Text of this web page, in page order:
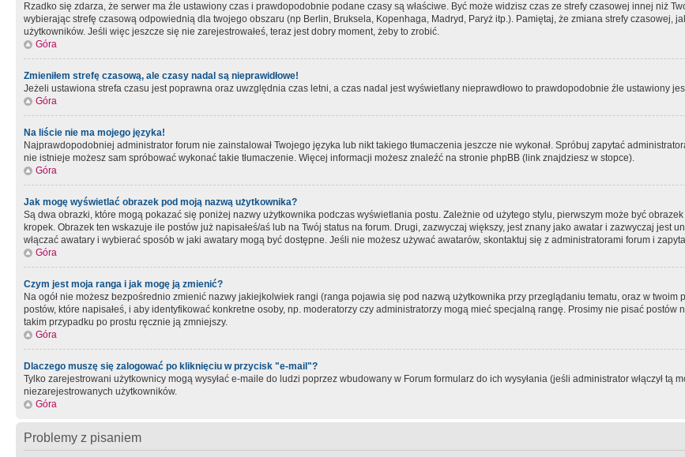
Rzadko się zdarza, że serwer ma źle ustawiony czas i prawdopodobnie podane czasy są właściwe. Być może widzisz czas ze strefy czasowej innej niż
wybierając strefę czasową odpowiednią dla twojego obszaru (np Berlin, Bruksela, Kopenhaga, Madryd, Paryż itp.). Pamiętaj, że zmiana strefy czasowej,
użytkowników. Jeśli więc jeszcze się nie zarejestrowałeś, teraz jest dobry moment, żeby to zrobić.
Góra
Zmieniłem strefę czasową, ale czasy nadal są nieprawidłowe!
Jeżeli ustawiona strefa czasu jest poprawna oraz uwzględnia czas letni, a czas nadal jest wyświetlany nieprawdłowo to prawdopodobnie źle ustawiony
Góra
Na liście nie ma mojego języka!
Najprawdopodobniej administrator forum nie zainstalował Twojego języka lub nikt takiego tłumaczenia jeszcze nie wykonał. Spróbuj zapytać
nie istnieje możesz sam spróbować wykonać takie tłumaczenie. Więcej informacji możesz znaleźć na stronie phpBB (link znajdziesz w stopce).
Góra
Jak mogę wyświetlać obrazek pod moją nazwą użytkownika?
Są dwa obrazki, które mogą pokazać się poniżej nazwy użytkownika podczas wyświetlania postu. Zależnie od użytego stylu, pierwszym może być
kropek. Obrazek ten wskazuje ile postów już napisałeś/aś lub na Twój status na forum. Drugi, zazwyczaj większy, jest znany jako awatar i zazwyczaj jest
włączać awatary i wybierać sposób w jaki awatary mogą być dostępne. Jeśli nie możesz używać awatarów, skontaktuj się z administratorami forum i
Góra
Czym jest moja ranga i jak mogę ją zmienić?
Na ogół nie możesz bezpośrednio zmienić nazwy jakiejkolwiek rangi (ranga pojawia się pod nazwą użytkownika przy przeglądaniu tematu, oraz w
postów, które napisałeś, i aby identyfikować konkretne osoby, np. moderatorzy czy administratorzy mogą mieć specjalną rangę. Prosimy nie pisać
takim przypadku po prostu ręcznie ją zmniejszy.
Góra
Dlaczego muszę się zalogować po kliknięciu w przycisk "e-mail"?
Tylko zarejestrowani użytkownicy mogą wysyłać e-maile do ludzi poprzez wbudowany w Forum formularz do ich wysyłania (jeśli administrator włączył
niezarejestrowanych użytkowników.
Góra
Problemy z pisaniem